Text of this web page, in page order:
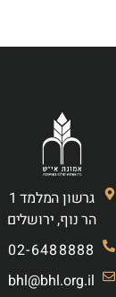
גרשון המלמד 1
הר נוף, ירושלים
02-6488888
bhl@bhl.org.il